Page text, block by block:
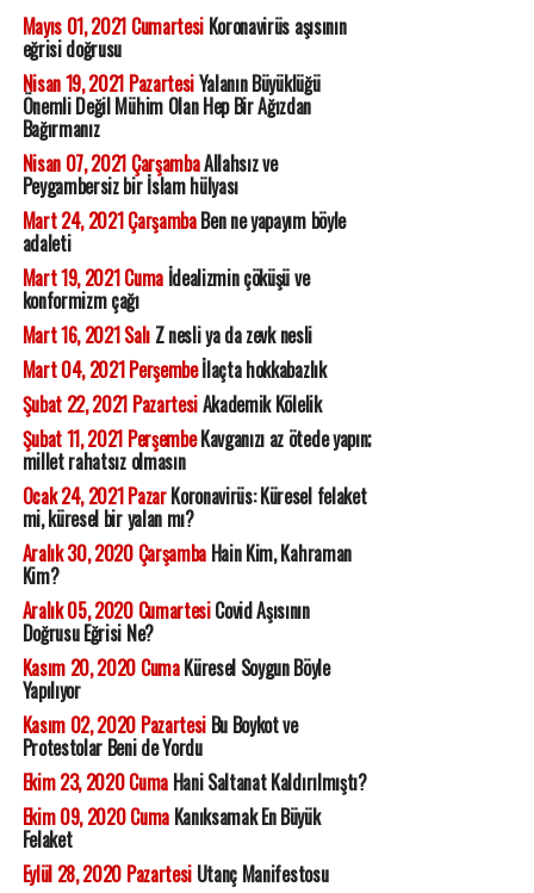
Mayıs 01, 2021 CumartesiKoronavirüs aşısının
eğrisi doğrusu
Nisan 19, 2021 PazartesiYalanın Büyüklüğü
Önemli Değil Mühim Olan Hep Bir Ağızdan
Bağırmanız
Nisan 07, 2021 ÇarşambaAllahsız ve
Peygambersiz bir İslam hülyası
Mart 24, 2021 ÇarşambaBen ne yapayım böyle
adaleti
Mart 19, 2021 Cumaİdealizmin çöküşü ve
konformizm çağı
Mart 16, 2021 SalıZ nesli ya da zevk nesli
Mart 04, 2021 Perşembeİlaçta hokkabazlık
Şubat 22, 2021 PazartesiAkademik Kölelik
Şubat 11, 2021 PerşembeKavganızı az ötede yapın;
millet rahatsız olmasın
Ocak 24, 2021 PazarKoronavirüs: Küresel felaket
mi, küresel bir yalan mı?
Aralık 30, 2020 ÇarşambaHain Kim, Kahraman
Kim?
Aralık 05, 2020 CumartesiCovid Aşısının
Doğrusu Eğrisi Ne?
Kasım 20, 2020 CumaKüresel Soygun Böyle
Yapılıyor
Kasım 02, 2020 PazartesiBu Boykot ve
Protestolar Beni de Yordu
Ekim 23, 2020 CumaHani Saltanat Kaldırılmıştı?
Ekim 09, 2020 CumaKanıksamak En Büyük
Felaket
Eylül 28, 2020 PazartesiUtanç Manifestosu